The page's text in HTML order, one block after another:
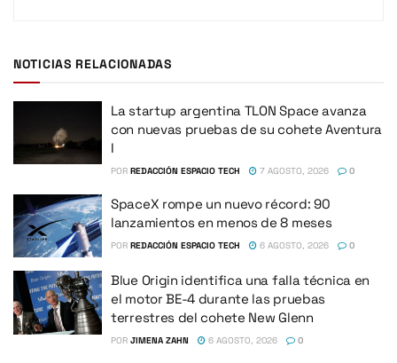
NOTICIAS RELACIONADAS
La startup argentina TLON Space avanza
con nuevas pruebas de su cohete Aventura
I
POR REDACCIÓN ESPACIO TECH 7 AGOSTO, 2026 0
SpaceX rompe un nuevo récord: 90
lanzamientos en menos de 8 meses
POR REDACCIÓN ESPACIO TECH 6 AGOSTO, 2026 0
Blue Origin identifica una falla técnica en
el motor BE-4 durante las pruebas
terrestres del cohete New Glenn
POR JIMENA ZAHN 6 AGOSTO, 2026 0